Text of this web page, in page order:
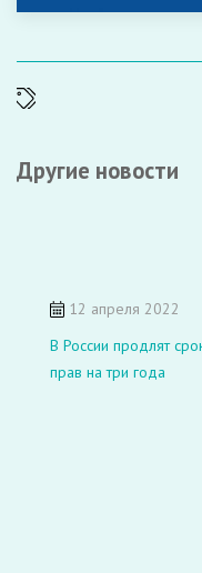
Другие новости
12 апреля 2022
В России продлят
прав на три года